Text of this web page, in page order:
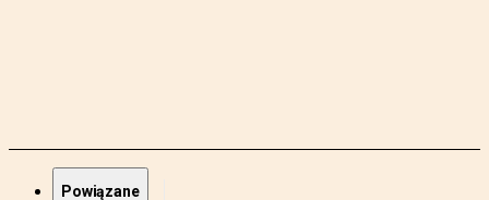
Powiązane